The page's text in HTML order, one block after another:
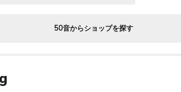
50音からショップを探す